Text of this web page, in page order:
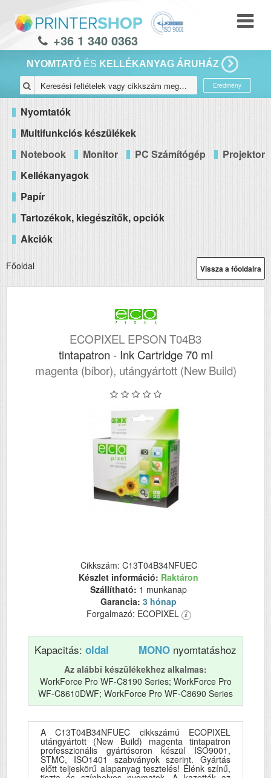
+36 1 340 0363
NYOMTATÓ ÉS KELLÉKANYAG ÁRUHÁZ
Eredmény
Nyomtatók
Multifunkciós készülékek
Notebook
Monitor PC Számítógép
Projektor
Kellékanyagok
Papír
Tartozékok, kiegészítők, opciók
Akciók
Vissza a főoldalra
Főoldal
ECOPIXEL EPSON T04B3
tintapatron - Ink Cartridge 70 ml
magenta (bíbor), utángyártott (New Build)
Cikkszám: C13T04B34NFUEC
Készlet információ: Raktáron
Szállítható: 1 munkanap
Garancia: 3 hónap
Forgalmazó: ECOPIXEL
Kapacitás: oldal MONO nyomtatáshoz
Az alábbi készülékekhez alkalmas:
WorkForce Pro WF-C8190 Series; WorkForce Pro
WF-C8610DWF; WorkForce Pro WF-C8690 Series
A C13T04B34NFUEC cikkszámú ECOPIXEL
utángyártott (New Build) magenta tintapatron
professzionális gyártósoron készül ISO9001,
STMC, ISO1401 szabványok szerint. Gyártás
előtt teljeskörű alapanyag tesztelés! Élénk színű,